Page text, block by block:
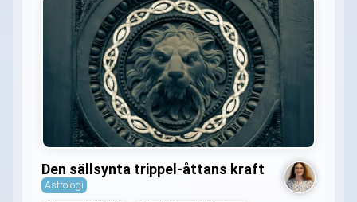
Den sällsynta trippel-åttans kraft
Astrologi